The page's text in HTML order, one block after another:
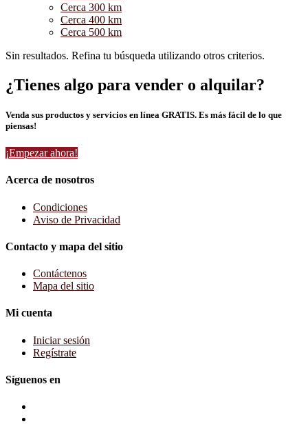
Cerca 300 km
Cerca 400 km
Cerca 500 km
Sin resultados. Refina tu búsqueda utilizando otros criterios.
¿Tienes algo para vender o alquilar?
Venda sus productos y servicios en línea GRATIS. Es más fácil de lo que
piensas!
¡Empezar ahora!
Acerca de nosotros
Condiciones
Aviso de Privacidad
Contacto y mapa del sitio
Contáctenos
Mapa del sitio
Mi cuenta
Iniciar sesión
Regístrate
Síguenos en